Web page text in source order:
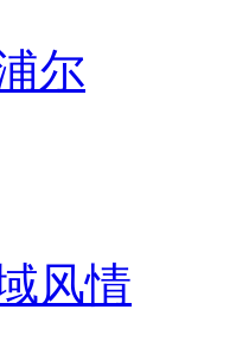
尔
风情